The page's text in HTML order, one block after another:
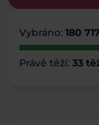
Vybráno: 180
Právě těží: 33